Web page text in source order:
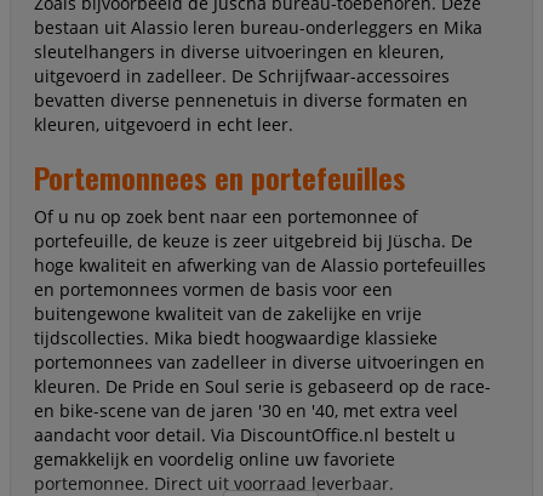
bestaan uit Alassio leren bureau-onderleggers en Mika
sleutelhangers in diverse uitvoeringen en kleuren,
uitgevoerd in zadelleer. De Schrijfwaar-accessoires
bevatten diverse pennenetuis in diverse formaten en
kleuren, uitgevoerd in echt leer.
Portemonnees en portefeuilles
Of u nu op zoek bent naar een portemonnee of
portefeuille, de keuze is zeer uitgebreid bij Jüscha. De
hoge kwaliteit en afwerking van de Alassio portefeuilles
en portemonnees vormen de basis voor een
buitengewone kwaliteit van de zakelijke en vrije
tijdscollecties. Mika biedt hoogwaardige klassieke
portemonnees van zadelleer in diverse uitvoeringen en
kleuren. De Pride en Soul serie is gebaseerd op de race-
en bike-scene van de jaren '30 en '40, met extra veel
aandacht voor detail. Via DiscountOffice.nl bestelt u
gemakkelijk en voordelig online uw favoriete
portemonnee. Direct uit voorraad leverbaar.